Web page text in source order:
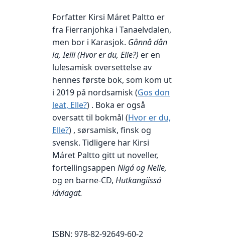
Forfatter Kirsi Máret Paltto er
fra Fierranjohka i Tanaelvdalen,
men bor i Karasjok. Gånnå dån
la, Ielli (Hvor er du, Elle?) er en
lulesamisk oversettelse av
hennes første bok, som kom ut
i 2019 på nordsamisk (Gos don
leat, Elle?) . Boka er også
oversatt til bokmål (Hvor er du,
Elle?) , sørsamisk, finsk og
svensk. Tidligere har Kirsi
Máret Paltto gitt ut noveller,
fortellingsappen Nigá og Nelle,
og en barne-CD, Hutkangiissá
lávlagat.
ISBN: 978-82-92649-60-2